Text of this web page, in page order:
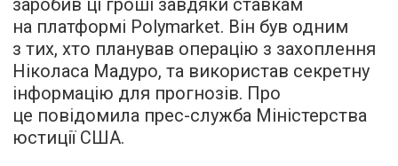
заробив ці гроші завдяки ставкам
на платформі Polymarket. Він був одним
з тих, хто планував операцію з захоплення
Ніколаса Мадуро, та використав секретну
інформацію для прогнозів. Про
це повідомила прес-служба Міністерства
юстиції США.